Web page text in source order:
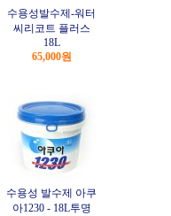
수용성발수제-워터
씨리코트 플러스
18L
65,000원
수용성 발수제 아쿠
아1230 - 18L투명